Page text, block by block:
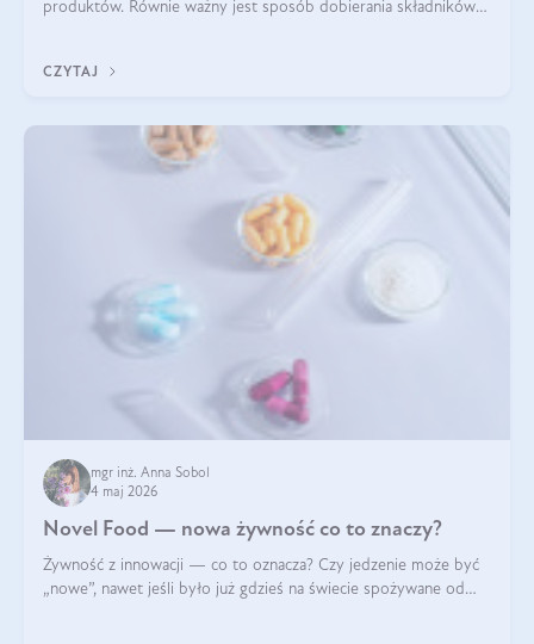
produktów. Równie ważny jest sposób dobierania składników
CZYTAJ
mgr inż. Anna Sobol
4 maj 2026
Novel Food — nowa żywność co to znaczy?
Żywność z innowacji — co to oznacza? Czy jedzenie może być
„nowe”, nawet jeśli było już gdzieś na świecie spożywane od